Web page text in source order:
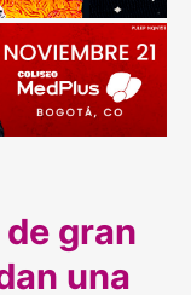
gran
una